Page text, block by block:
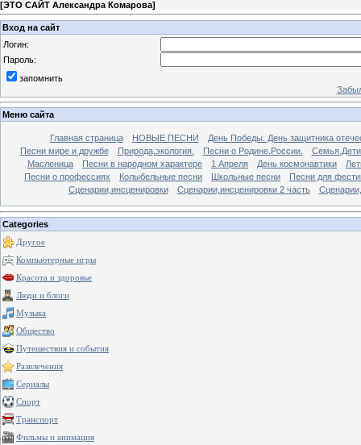
[ЭТО САЙТ Александра Комарова]
Вход на сайт
Логин:
Пароль:
запомнить
Меню сайта
Главная страница НОВЫЕ ПЕСНИ
День Победы. День защитника
Песни мире и дружбе
Природа,экология. Песни о Родине.России.
Масленица
Песни в народном характере 1 Апреля День космонавтики
Песни о профессиях
Колыбельные песни Школьные песни
Песни для
Сценарии,инсценировки
Сценарии,инсценировки 2 часть
Categories
Другое
Компьютерные игры
Красота и здоровье
Люди и блоги
Музыка
Общество
Путешествия и события
Развлечения
Сериалы
Спорт
Транспорт
Фильмы и анимация